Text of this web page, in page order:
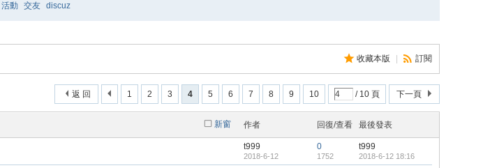
活動 交友 discuz
收藏本版 訂閱
1 2 3 4 5 6 7 8 9 10 / 10 頁 下一頁
返 回
新窗 作者 回復/查看 最後發表
t999
2018-6-12
0
1752
t999
2018-6-12 18:16